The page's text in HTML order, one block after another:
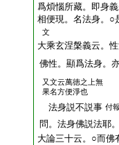
爲煩惱所藏。即身
相便現。名法身。○
文
大乘玄涅槃義云。
佛性。顯爲法身。
又文云萬徳之上無
果名方便淨也
法身説不説事 付
問。法身佛説法耶
大論三十云。○而佛